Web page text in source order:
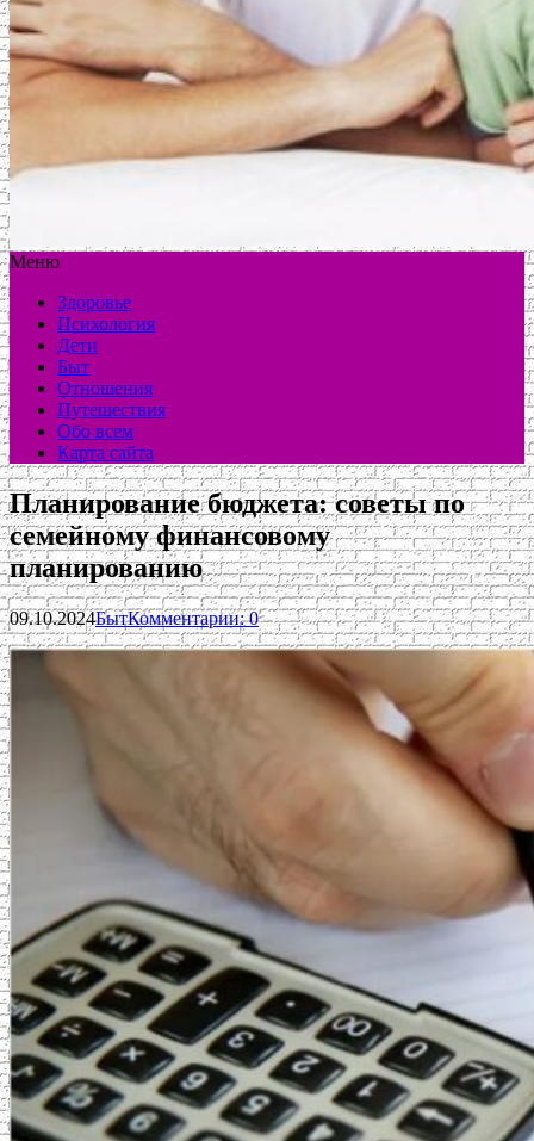
Меню
Здоровье
Психология
Дети
Быт
Отношения
Путешествия
Обо всем
Карта сайта
Планирование бюджета: советы по
семейному финансовому
планированию
09.10.2024БытКомментарии: 0